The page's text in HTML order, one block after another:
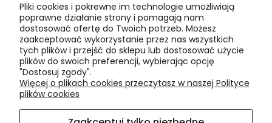
Informacje
Polityka cookies
Polityka prywatności
Blog
O nas
Pliki cookies i pokrewne im technologie umożliwiają
poprawne działanie strony i pomagają nam
dostosować ofertę do Twoich potrzeb. Możesz
zaakceptować wykorzystanie przez nas wszystkich
tych plików i przejść do sklepu lub dostosować użycie
plików do swoich preferencji, wybierając opcję
"Dostosuj zgody".
Więcej o plikach cookies przeczytasz w naszej Polityce
plików cookies